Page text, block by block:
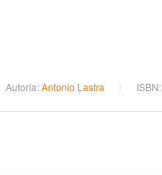
Autoría:Antonio Lastra ISBN: